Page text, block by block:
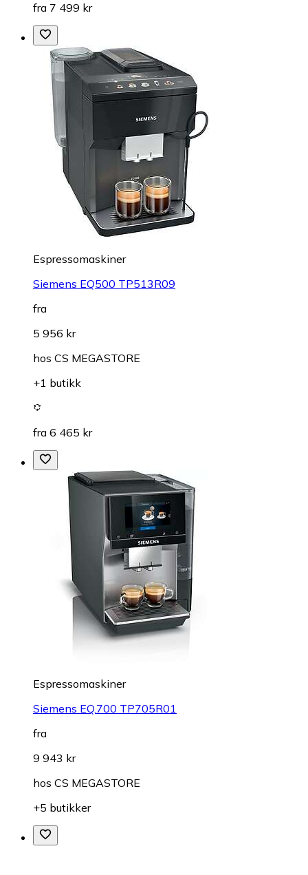
fra 7 499 kr
Espressomaskiner
Siemens EQ500 TP513R09
fra
5 956 kr
hos CS MEGASTORE
+1 butikk
fra 6 465 kr
Espressomaskiner
Siemens EQ.700 TP705R01
fra
9 943 kr
hos CS MEGASTORE
+5 butikker